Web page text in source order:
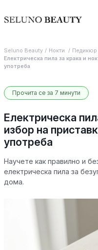
Seluno Beauty Нокти
Педикюр
Електрическа пила за крака и
употреба
Прочита се за 7 минути
Електрическа
избор на
употреба
Научете как правилно и
електрическа пила за
дома.